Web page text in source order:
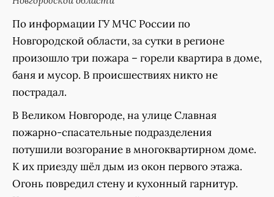
По информации ГУ МЧС России по
Новгородской области, за сутки в регионе
произошло три пожара – горели квартира в доме,
баня и мусор. В происшествиях никто не
пострадал.
В Великом Новгороде, на улице Славная
пожарно-спасательные подразделения
потушили возгорание в многоквартирном доме.
К их приезду шёл дым из окон первого этажа.
Огонь повредил стену и кухонный гарнитур.